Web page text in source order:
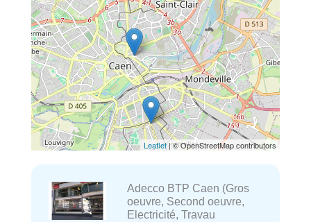
Leaflet| © OpenStreetMap contributors
Adecco BTP Caen (Gros
oeuvre, Second oeuvre,
Electricité, Travau